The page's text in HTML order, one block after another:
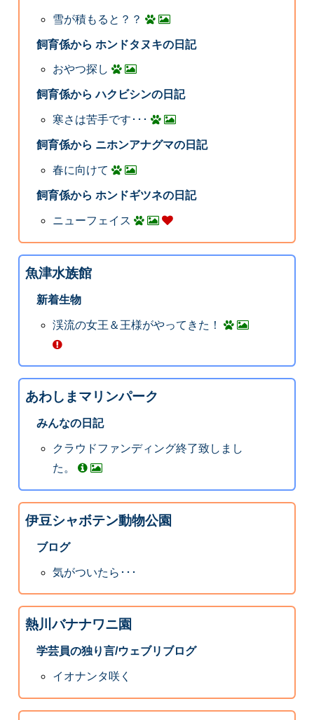
雪が積もると？？
飼育係から ホンドタヌキの日記
おやつ探し
飼育係から ハクビシンの日記
寒さは苦手です･･･
飼育係から ニホンアナグマの日記
春に向けて
飼育係から ホンドギツネの日記
ニューフェイス
魚津水族館
新着生物
渓流の女王＆王様がやってきた！
あわしまマリンパーク
みんなの日記
クラウドファンディング終了致しまし
た。
伊豆シャボテン動物公園
ブログ
気がついたら･･･
熱川バナナワニ園
学芸員の独り言/ウェブリブログ
イオナンタ咲く